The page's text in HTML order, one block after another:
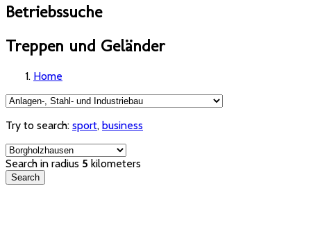
Betriebssuche
Treppen und Geländer
Home
Try to search: sport, business
Search in radius 5 kilometers
Search